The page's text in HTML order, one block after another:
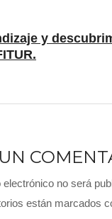
y
no será
están marcados